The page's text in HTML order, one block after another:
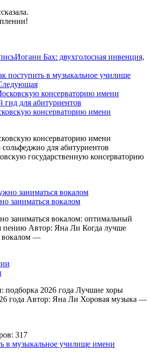
Иоганн Бах: двухголосная инвенция,
поступить в музыкальное училище
консерваторию имени
консерваторию имени
для абитуриентов
государственную консерваторию
заниматься вокалом
заниматься вокалом: оптимальный
пению Автор: Яна Ли Когда лучше
вокалом —
подборка 2026 года Лучшие хоры
года Автор: Яна Ли Хоровая музыка —
317
в музыкальное училище имени